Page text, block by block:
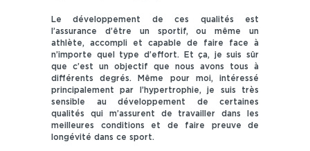
Le développement de ces qualités est
l’assurance d’être un sportif, ou même un
athlète, accompli et capable de faire face à
n’importe quel type d’effort. Et ça, je suis sûr
que c’est un objectif que nous avons tous à
différents degrés. Même pour moi, intéressé
principalement par l’hypertrophie, je suis très
sensible au développement de certaines
qualités qui m’assurent de travailler dans les
meilleures conditions et de faire preuve de
longévité dans ce sport.